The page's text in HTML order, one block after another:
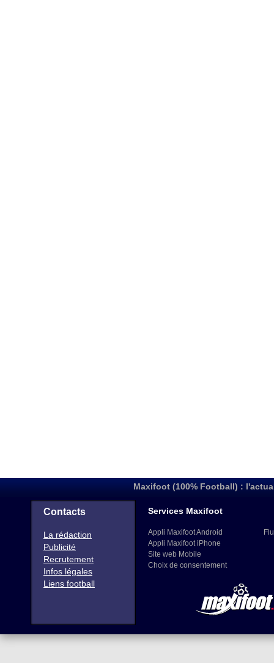
Maxifoot (100% Football) :
Contacts
La rédaction
Publicité
Recrutement
Infos légales
Liens football
Services Maxifoot
Appli Maxifoot Android
Appli Maxifoot iPhone
Site web Mobile
Choix de consentement